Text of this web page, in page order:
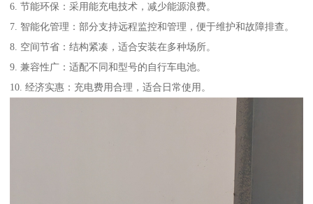
6. 节能环保：采用能充电技术，减少能源浪费。
7. 智能化管理：部分支持远程监控和管理，便于维护和故障排查。
8. 空间节省：结构紧凑，适合安装在多种场所。
9. 兼容性广：适配不同和型号的自行车电池。
10. 经济实惠：充电费用合理，适合日常使用。